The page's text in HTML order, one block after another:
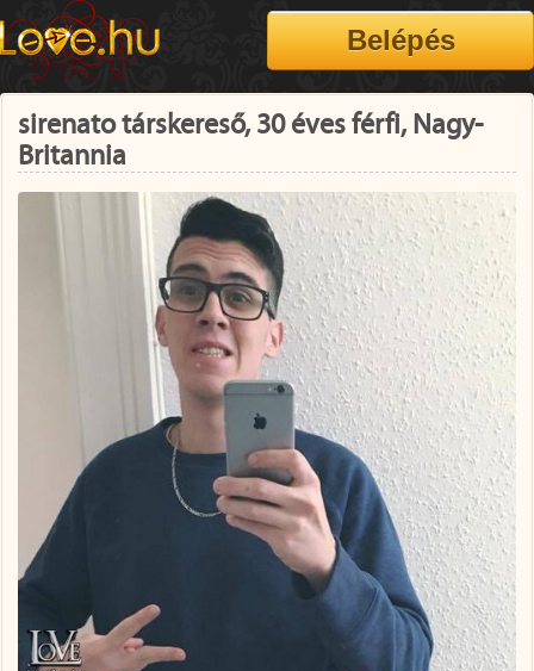
sirenato társkereső, 30 éves férfi, Nagy-
Britannia